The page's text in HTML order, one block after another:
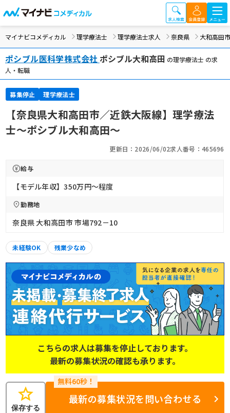
マイナビコメディカル 理学療法士 理学療法士求人 奈良県 大和高田市
ポシブル医科学株式会社 ポシブル大和高田 の理学療法士 の求
人・転職
募集停止 理学療法士
【奈良県大和高田市／近鉄大阪線】理学療法
士～ポシブル大和高田～
更新日：2026/06/02求人番号：465696
給与
【モデル年収】350万円〜程度
勤務地
奈良県 大和高田市 市場792－10
未経験OK 残業少なめ
こちらの求人は募集を停止しております。
最新の募集状況の確認も承ります。
star
保存する
最新の募集状況を問い合わせる